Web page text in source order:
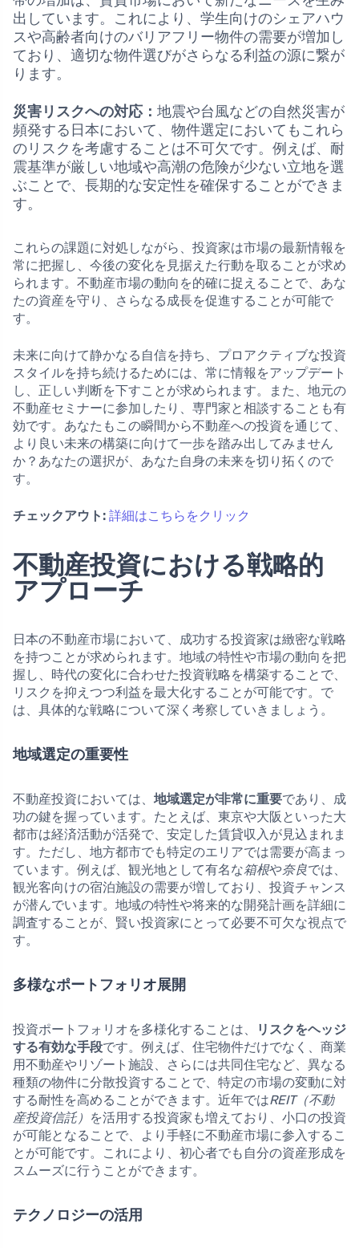
出しています。これにより、学生向けのシェアハウ
スや高齢者向けのバリアフリー物件の需要が増加し
ており、適切な物件選びがさらなる利益の源に繋が
ります。
災害リスクへの対応： 地震や台風などの自然災害が
頻発する日本において、物件選定においてもこれら
のリスクを考慮することは不可欠です。例えば、耐
震基準が厳しい地域や高潮の危険が少ない立地を選
ぶことで、長期的な安定性を確保することができま
す。
これらの課題に対処しながら、投資家は市場の最新情報を
常に把握し、今後の変化を見据えた行動を取ることが求め
られます。不動産市場の動向を的確に捉えることで、あな
たの資産を守り、さらなる成長を促進することが可能で
す。
未来に向けて静かなる自信を持ち、プロアクティブな投資
スタイルを持ち続けるためには、常に情報をアップデート
し、正しい判断を下すことが求められます。また、地元の
不動産セミナーに参加したり、専門家と相談することも有
効です。あなたもこの瞬間から不動産への投資を通じて、
より良い未来の構築に向けて一歩を踏み出してみません
か？あなたの選択が、あなた自身の未来を切り拓くので
す。
チェックアウト: 詳細はこちらをクリック
不動産投資における戦略的
アプローチ
日本の不動産市場において、成功する投資家は緻密な戦略
を持つことが求められます。地域の特性や市場の動向を把
握し、時代の変化に合わせた投資戦略を構築することで、
リスクを抑えつつ利益を最大化することが可能です。で
は、具体的な戦略について深く考察していきましょう。
地域選定の重要性
不動産投資においては、 地域選定が非常に重要であり、成
功の鍵を握っています。たとえば、東京や大阪といった大
都市は経済活動が活発で、安定した賃貸収入が見込まれま
す。ただし、地方都市でも特定のエリアでは需要が高まっ
ています。例えば、観光地として有名な箱根や奈良では、
観光客向けの宿泊施設の需要が増しており、投資チャンス
が潜んでいます。地域の特性や将来的な開発計画を詳細に
調査することが、賢い投資家にとって必要不可欠な視点で
す。
多様なポートフォリオ展開
投資ポートフォリオを多様化することは、
リスクをヘッジ
する有効な手段です。例えば、住宅物件だけでなく、商業
用不動産やリゾート施設、さらには共同住宅など、異なる
種類の物件に分散投資することで、特定の市場の変動に対
する耐性を高めることができます。近年ではREIT（不動
産投資信託） を活用する投資家も増えており、小口の投資
が可能となることで、より手軽に不動産市場に参入するこ
とが可能です。これにより、初心者でも自分の資産形成を
スムーズに行うことができます。
テクノロジーの活用